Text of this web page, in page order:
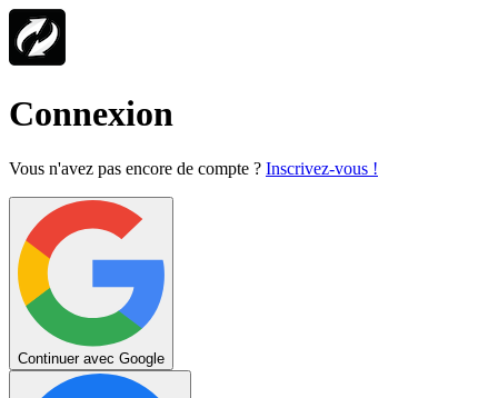
Connexion
Vous n'avez pas encore de compte ? Inscrivez-vous !
Continuer avec Google